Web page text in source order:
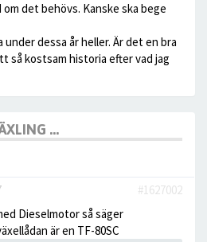
det behövs. Kanske ska bege
dessa år heller. Är det en bra
så kostsam historia efter vad jag
...
#1627002
Dieselmotor så säger
är en TF-80SC